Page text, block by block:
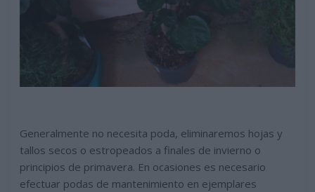
Generalmente no necesita poda, eliminaremos hojas y
tallos secos o estropeados a finales de invierno o
principios de primavera. En ocasiones es necesario
efectuar podas de mantenimiento en ejemplares